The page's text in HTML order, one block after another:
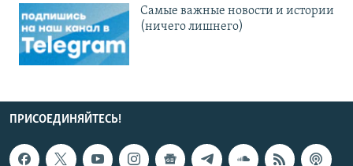
Cамые важные новости и истории
(ничего лишнего)
ПРИСОЕДИНЯЙТЕСЬ!